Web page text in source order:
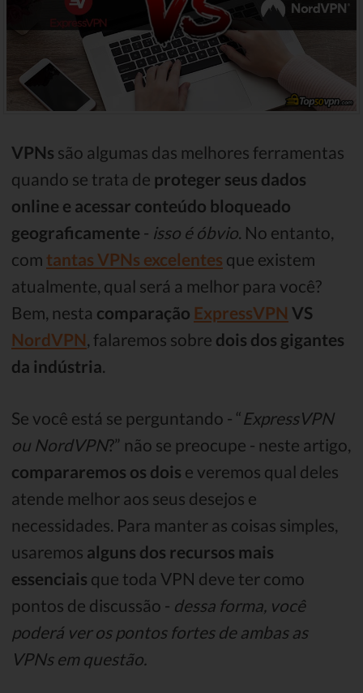
VPNs são algumas das melhores ferramentas
quando se trata de proteger seus dados
online e acessar conteúdo bloqueado
geograficamente - isso é óbvio . No entanto,
com tantas VPNs excelentes que existem
atualmente, qual será a melhor para você?
Bem, nesta comparação ExpressVPN VS
NordVPN , falaremos sobre dois dos gigantes
da indústria
Se você está se perguntando - “ExpressVPN
ou NordVPN?” não se preocupe - neste artigo,
compararemos os dois e veremos qual deles
atende melhor aos seus desejos e
necessidades. Para manter as coisas simples,
usaremos alguns dos recursos mais
essenciais que toda VPN deve ter como
pontos de discussão - dessa forma, você
poderá ver os pontos fortes de ambas as
VPNs em questão.